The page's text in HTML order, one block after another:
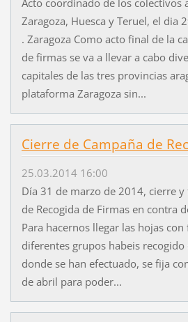
Acto coordinado de los colectivos
Zaragoza, Huesca y Teruel, el dia
. Zaragoza Como acto final de la
de firmas se va a llevar a cabo
capitales de las tres provincias
plataforma Zaragoza sin...
Cierre de Campaña de
25.03.2014 16:00
Día 31 de marzo de 2014, cierre y
de Recogida de Firmas en contra
Para hacernos llegar las hojas
diferentes grupos habeis
donde se han efectuado, se fija
de abril para poder...